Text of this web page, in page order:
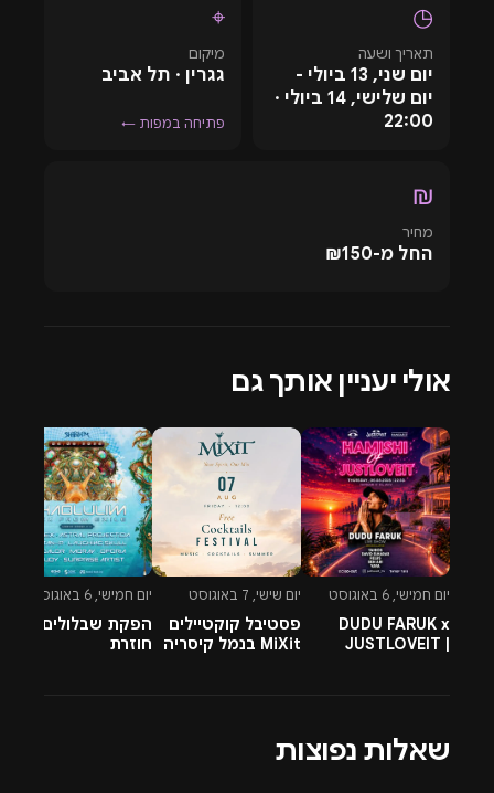
◷
תאריך ושעה
יום שני, 13 ביולי -
יום שלישי, 14 ביולי ·
22:00
⌖
מיקום
גגרין · תל אביב
פתיחה במפות ←
₪
מחיר
החל מ-₪150
אולי יעניין אותך גם
יום חמישי, 6 באוגוסט
DUDU FARUK x
JUSTLOVEIT |
יום שישי, 7 באוגוסט
פסטיבל קוקטיילים
MiXit בנמל קיסריה
יום חמישי, 6 באוגוסט
הפקת שבלולים
חוזרת
שאלות נפוצות